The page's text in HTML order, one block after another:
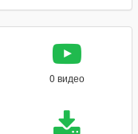
0 видео